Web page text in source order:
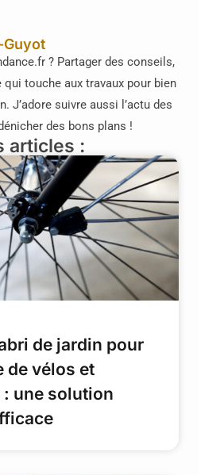
Guyot
? Partager des conseils,
touche aux travaux pour bien
J’adore suivre aussi l’actu des
des bons plans !
articles :
de jardin pour
de vélos et
une solution